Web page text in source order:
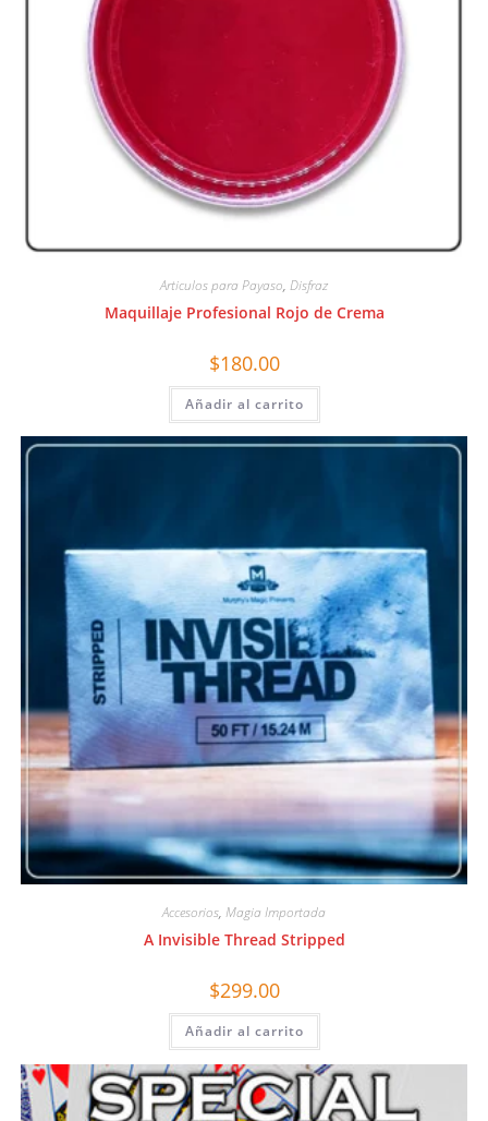
Articulos para Payaso, Disfraz
Maquillaje Profesional Rojo de Crema
$180.00
Añadir al carrito
Accesorios, Magia Importada
A Invisible Thread Stripped
$299.00
Añadir al carrito